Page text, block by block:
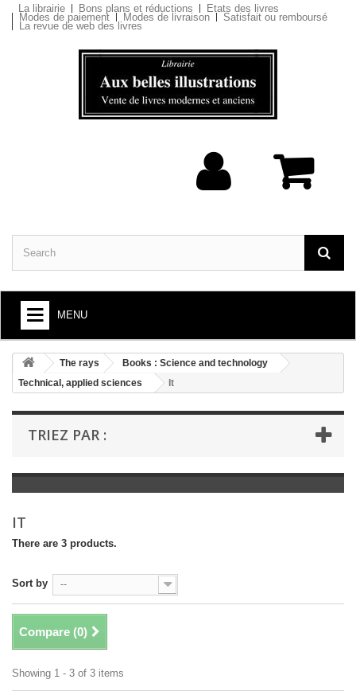
La librairie Bons plans et réductions Etats des livres
Modes de paiement Modes de livraison Satisfait ou remboursé
La revue de web des livres
MENU
+
BOOKS : ARTS AND SOCIETY
+
BOOKS : LITERATURE
+
BOOKS : YOUTH
LIVRES ANCIENS AVANT 1945
The rays
Books : Science and technology
Technical, applied sciences
It
TRIEZ PAR :
IT
There are 3 products.
Sort by --
Compare (0)
Showing 1 - 3 of 3 items